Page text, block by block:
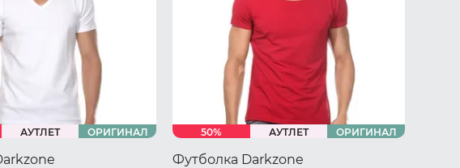
АУТЛЕТ ОРИГИНАЛ 50% АУТЛЕТ ОРИГИНАЛ
Футболка Darkzone